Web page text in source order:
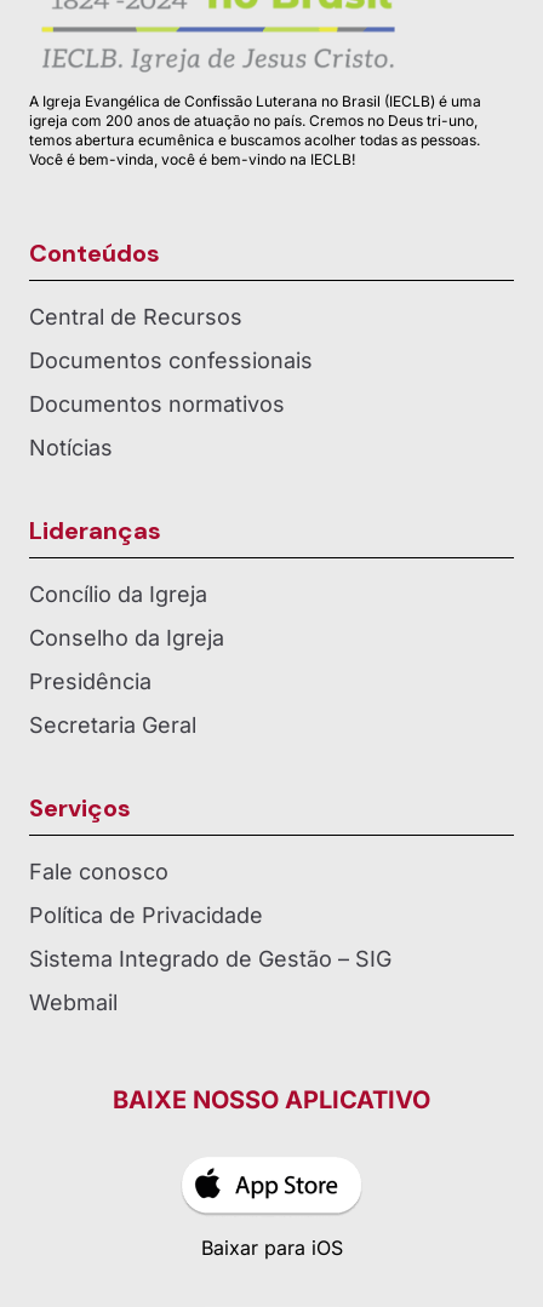
A Igreja Evangélica de Confissão Luterana no Brasil (IECLB) é uma
igreja com 200 anos de atuação no país. Cremos no Deus tri-uno,
temos abertura ecumênica e buscamos acolher todas as pessoas.
Você é bem-vinda, você é bem-vindo na IECLB!
Conteúdos
Central de Recursos
Documentos confessionais
Documentos normativos
Notícias
Lideranças
Concílio da Igreja
Conselho da Igreja
Presidência
Secretaria Geral
Serviços
Fale conosco
Política de Privacidade
Sistema Integrado de Gestão – SIG
Webmail
BAIXE NOSSO APLICATIVO
Baixar para iOS